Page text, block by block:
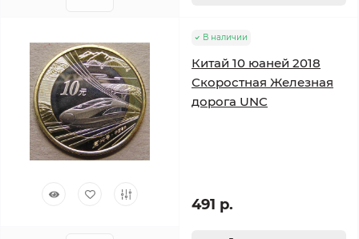
В наличии
Китай 10 юаней 2018
Скоростная Железная
дорога UNC
491 р.